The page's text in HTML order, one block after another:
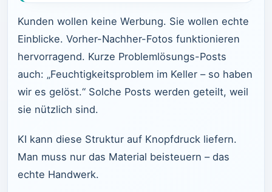
Kunden wollen keine Werbung. Sie wollen echte
Einblicke. Vorher-Nachher-Fotos funktionieren
hervorragend. Kurze Problemlösungs-Posts
auch: „Feuchtigkeitsproblem im Keller – so haben
wir es gelöst.“ Solche Posts werden geteilt, weil
sie nützlich sind.
KI kann diese Struktur auf Knopfdruck liefern.
Man muss nur das Material beisteuern – das
echte Handwerk.